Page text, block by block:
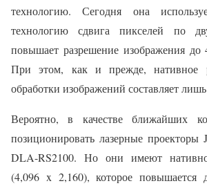
технологию. Сегодня она
технологию сдвига пикселей по
повышает разрешение изображения
При этом, как и прежде, нативное
обработки изображений составляет
Вероятно, в качестве ближайших
позиционировать лазерные
DLA-RS2100. Но они имеют
(4,096 x 2,160), которое